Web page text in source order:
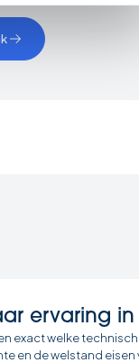
ervaring in
exact welke
en de welstand eisen